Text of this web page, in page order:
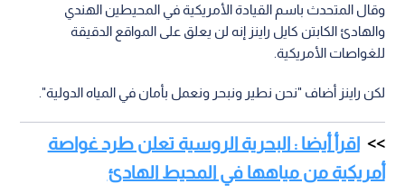
وقال المتحدث باسم القيادة الأمريكية في المحيطين الهندي
والهادئ الكابتن كايل راينز إنه لن يعلق على المواقع الدقيقة
للغواصات الأمريكية.
لكن راينز أضاف "نحن نطير ونبحر ونعمل بأمان في المياه الدولية".
اقرأ أيضا : البحرية الروسية تعلن طرد غواصة
أمريكية من مياهها في المحيط الهادئ